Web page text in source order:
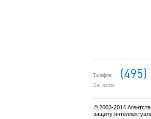
Телефон:
Эл. почта:
© 2003-2014
защиту